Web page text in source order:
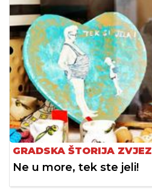
GRADSKA ŠTORIJA
Ne u more, tek ste jeli!